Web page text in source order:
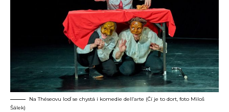
Na Théseovu loď se chystá i komedie dell’arte (Čí je to dort, foto Miloš
Šálek)